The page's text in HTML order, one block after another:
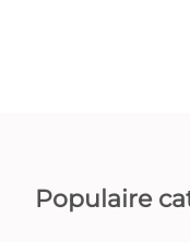
Populaire